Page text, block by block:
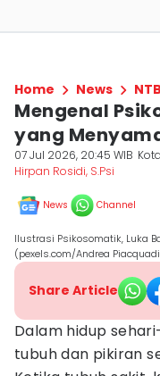
Home News NTB
Mengenal
yang
07 Jul 2026, 20:45 WIB
Hirpan Rosidi, S.Psi
News Channel
Ilustrasi Psikosomatik, Luka
(pexels.com/Andrea
Share Article
Dalam hidup
tubuh dan pikiran